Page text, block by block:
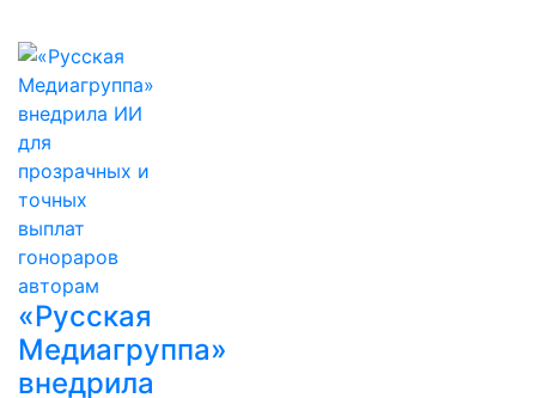
«Русская
Медиагруппа»
внедрила